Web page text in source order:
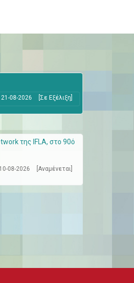
21-08-2026 [Σε Εξέλιξη]
της IFLA, στο 90ό
10-08-2026 [Αναμένεται]